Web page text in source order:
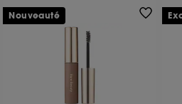
Nouveauté